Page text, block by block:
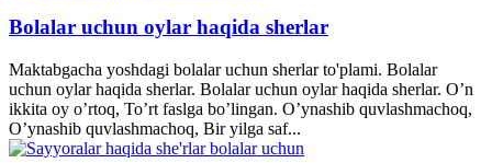
Bolalar uchun oylar haqida sherlar
Maktabgacha yoshdagi bolalar uchun sherlar to'plami. Bolalar
uchun oylar haqida sherlar. Bolalar uchun oylar haqida sherlar. O’n
ikkita oy o’rtoq, To’rt faslga bo’lingan. O’ynashib quvlashmachoq,
O’ynashib quvlashmachoq, Bir yilga saf...